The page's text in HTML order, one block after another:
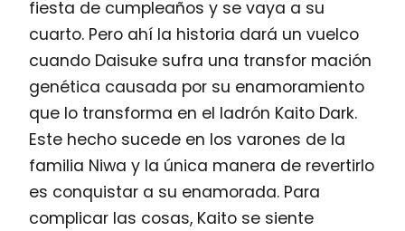
fiesta de cumpleaños y se vaya a su
cuarto. Pero ahí la historia dará un vuelco
cuando Daisuke sufra una transfor mación
genética causada por su enamoramiento
que lo transforma en el ladrón Kaito Dark.
Este hecho sucede en los varones de la
familia Niwa y la única manera de revertirlo
es conquistar a su enamorada. Para
complicar las cosas, Kaito se siente